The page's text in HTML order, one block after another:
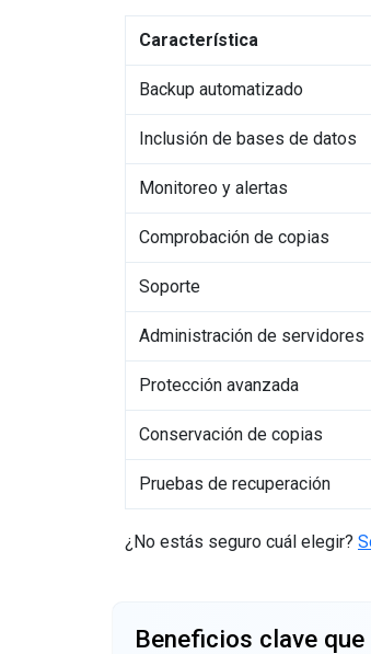
Característica
Backup automatizado
Inclusión de bases de datos
Monitoreo y alertas
Comprobación de copias
Soporte
Administración de servidores
Protección avanzada
Conservación de copias
Pruebas de recuperación
¿No estás seguro cuál elegir?
Beneficios clave